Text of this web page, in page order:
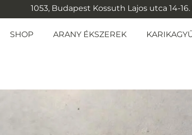
1053, Budapest Kossuth Lajos utca 14-16.
SHOP ARANY ÉKSZEREK